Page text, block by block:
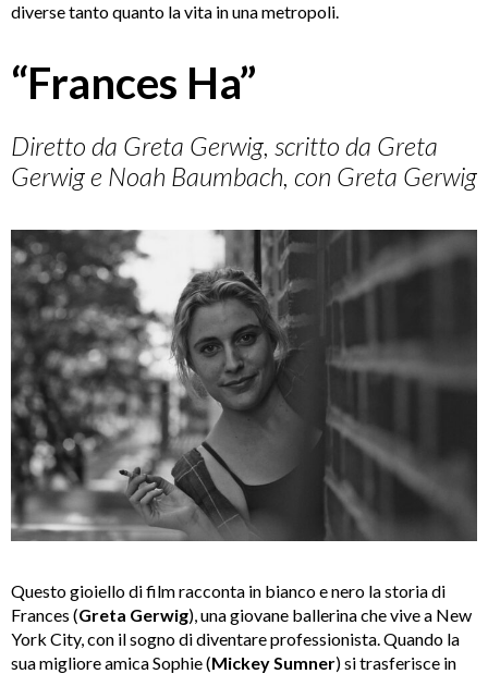
diverse tanto quanto la vita in una metropoli.
“Frances Ha”
Diretto da Greta Gerwig, scritto da Greta
Gerwig e Noah Baumbach, con Greta Gerwig
Questo gioiello di film racconta in bianco e nero la storia di
Frances (Greta Gerwig), una giovane ballerina che vive a New
York City, con il sogno di diventare professionista. Quando la
sua migliore amica Sophie (Mickey Sumner) si trasferisce in